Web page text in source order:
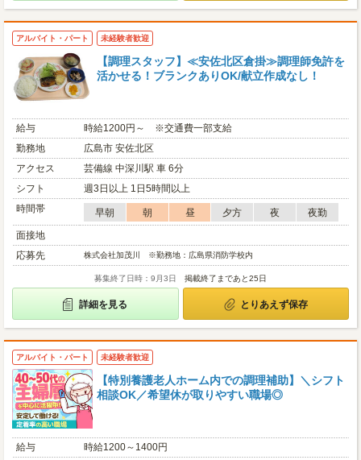
アルバイト・パート 未経験者歓迎
【調理スタッフ】≪安佐北区倉掛≫調理師免許を
活かせる！ブランクありOK/献立作成なし！
給与
時給1200円～ ※交通費一部支給
勤務地
広島市 安佐北区
アクセス
芸備線 中深川駅 車 6分
シフト
週3日以上 1日5時間以上
時間帯
早朝 朝 昼 夕方 夜
夜勤
面接地
応募先
株式会社加茂川 ※勤務地：広島県消防学校内
募集終了日時：9月3日 掲載終了まであと25日
詳細を見る とりあえず保存
アルバイト・パート 未経験者歓迎
【特別養護老人ホーム内での調理補助】＼シフト
相談OK／希望休が取りやすい職場◎
給与
時給1200～1400円